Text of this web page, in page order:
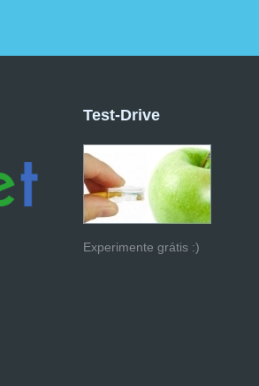
Test-Drive
Experimente grátis :)